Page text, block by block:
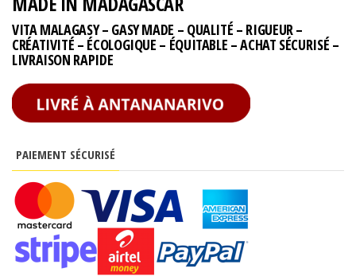
VITA MALAGASY – GASY MADE – QUALITÉ – RIGUEUR –
CRÉATIVITÉ – ÉCOLOGIQUE – ÉQUITABLE – ACHAT SÉCURISÉ –
LIVRAISON RAPIDE
PAIEMENT SÉCURISÉ